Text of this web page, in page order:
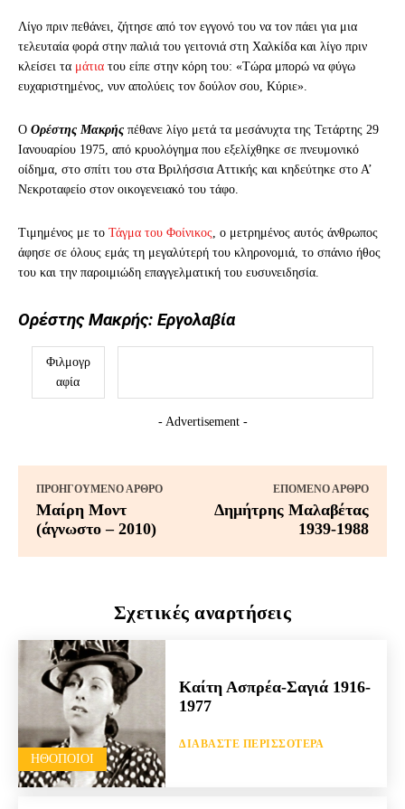
Σχετικές αναρτήσεις
HΘΟΠΟΙΟΊ
Καίτη Ασπρέα-Σαγιά 1916-
1977
ΔΙΑΒΆΣΤΕ ΠΕΡΙΣΣΌΤΕΡΑ
Λίγο πριν πεθάνει, ζήτησε από τον εγγονό του να τον πάει για μια
τελευταία φορά στην παλιά του γειτονιά στη Χαλκίδα και λίγο πριν
κλείσει τα μάτια του είπε στην κόρη του: «Τώρα μπορώ να φύγω
ευχαριστημένος, νυν απολύεις τον δούλον σου, Κύριε».
Ο Ορέστης Μακρής πέθανε λίγο μετά τα μεσάνυχτα της Τετάρτης 29
Ιανουαρίου 1975, από κρυολόγημα που εξελίχθηκε σε πνευμονικό
οίδημα, στο σπίτι του στα Βριλήσσια Αττικής και κηδεύτηκε στο Α’
Νεκροταφείο στον οικογενειακό του τάφο.
Τιμημένος με το Τάγμα του Φοίνικος , ο μετρημένος αυτός άνθρωπος
άφησε σε όλους εμάς τη μεγαλύτερή του κληρονομιά, το σπάνιο ήθος
του και την παροιμιώδη επαγγελματική του ευσυνειδησία.
Ορέστης Μακρής: Εργολαβία
Φιλμογρ
αφία
- Advertisement -
ΠΡΟΗΓΟΎΜΕΝΟ ΆΡΘΡΟ
Μαίρη Μοντ
(άγνωστο – 2010)
ΕΠΌΜΕΝΟ ΆΡΘΡΟ
Δημήτρης Μαλαβέτας
1939-1988